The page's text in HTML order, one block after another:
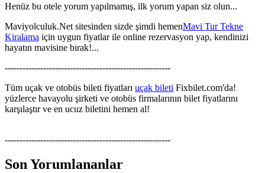
Henüz bu otele yorum yapılmamış, ilk yorum yapan siz olun...
Maviyolculuk.Net sitesinden sizde şimdi hemenMavi Tur Tekne
Kiralama için uygun fiyatlar ile online rezervasyon yap, kendinizi
hayatın mavisine bırak!...
--------------------------------------------------------
Tüm uçak ve otobüs bileti fiyatları uçak bileti Fixbilet.com'da!
yüzlerce havayolu şirketi ve otobüs firmalarının bilet fiyatlarını
karşılaştır ve en ucuz biletini hemen al!
--------------------------------------------------------
Son Yorumlananlar